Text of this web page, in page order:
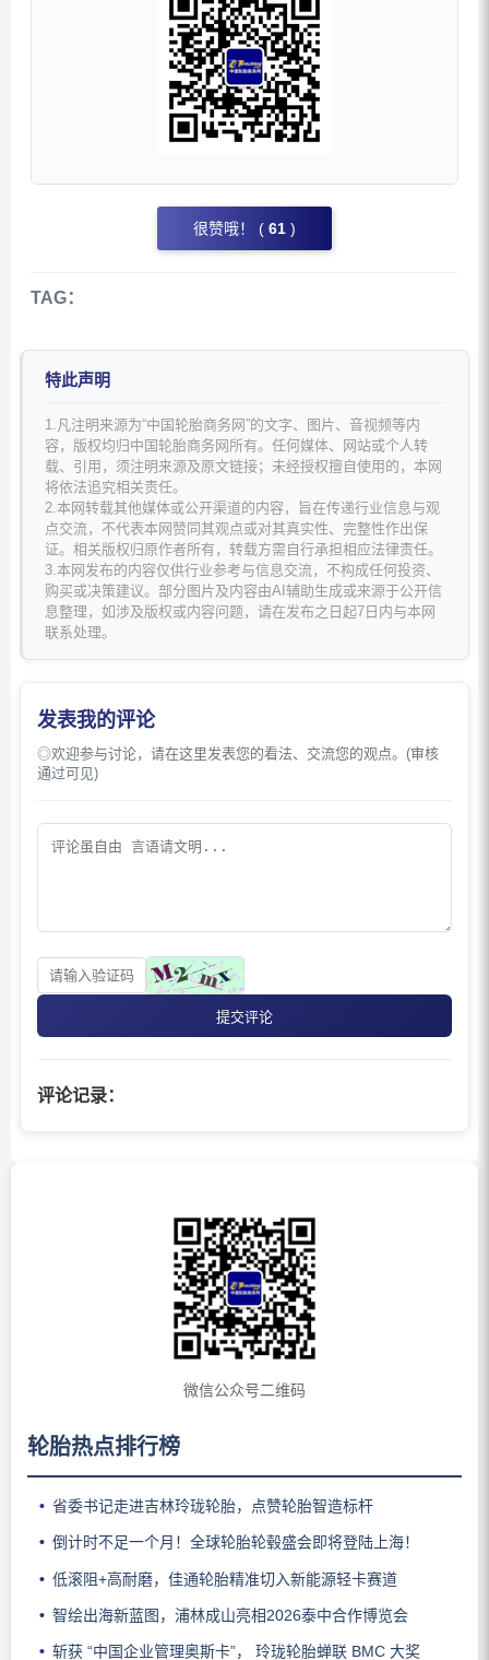
很赞哦！ ( 61 )
TAG：
特此声明
1.凡注明来源为“中国轮胎商务网”的文字、图片、音视频等内
容，版权均归中国轮胎商务网所有。任何媒体、网站或个人转
载、引用，须注明来源及原文链接；未经授权擅自使用的，本网
将依法追究相关责任。
2.本网转载其他媒体或公开渠道的内容，旨在传递行业信息与观
点交流，不代表本网赞同其观点或对其真实性、完整性作出保
证。相关版权归原作者所有，转载方需自行承担相应法律责任。
3.本网发布的内容仅供行业参考与信息交流，不构成任何投资、
购买或决策建议。部分图片及内容由AI辅助生成或来源于公开信
息整理，如涉及版权或内容问题，请在发布之日起7日内与本网
联系处理。
发表我的评论
◎欢迎参与讨论，请在这里发表您的看法、交流您的观点。(审核
通过可见)
提交评论
评论记录：
微信公众号二维码
轮胎热点排行榜
省委书记走进吉林玲珑轮胎，点赞轮胎智造标杆
倒计时不足一个月！全球轮胎轮毂盛会即将登陆上海！
低滚阻+高耐磨，佳通轮胎精准切入新能源轻卡赛道
智绘出海新蓝图，浦林成山亮相2026泰中合作博览会
斩获 “中国企业管理奥斯卡”， 玲珑轮胎蝉联 BMC 大奖